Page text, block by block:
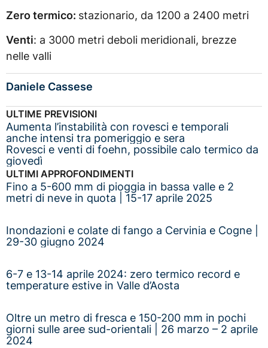
Zero termico: stazionario, da 1200 a 2400 metri
Venti: a 3000 metri deboli meridionali, brezze
nelle valli
Daniele Cassese
ULTIME PREVISIONI
Aumenta l’instabilità con rovesci e temporali
anche intensi tra pomeriggio e sera
Rovesci e venti di foehn, possibile calo termico da
giovedì
ULTIMI APPROFONDIMENTI
Fino a 5-600 mm di pioggia in bassa valle e 2
metri di neve in quota | 15-17 aprile 2025
Inondazioni e colate di fango a Cervinia e Cogne |
29-30 giugno 2024
6-7 e 13-14 aprile 2024: zero termico record e
temperature estive in Valle d’Aosta
Oltre un metro di fresca e 150-200 mm in pochi
giorni sulle aree sud-orientali | 26 marzo – 2 aprile
2024